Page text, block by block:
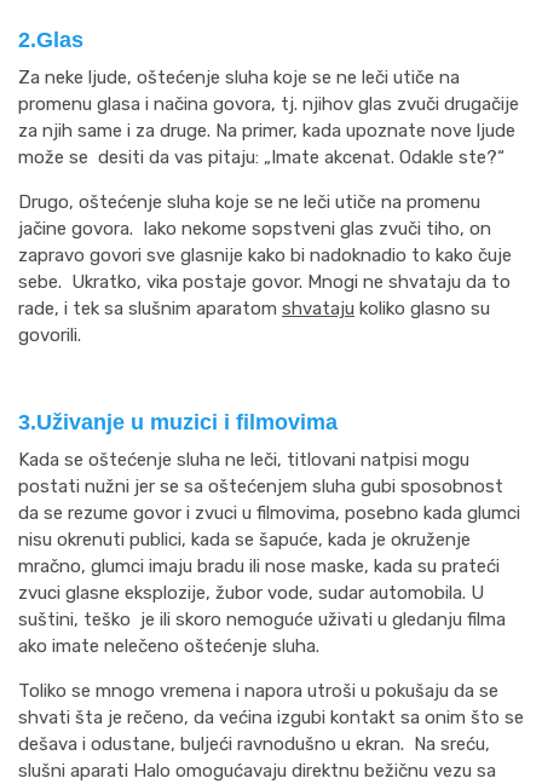
2.Glas
Za neke ljude, oštećenje sluha koje se ne leči utiče na
promenu glasa i načina govora, tj. njihov glas zvuči drugačije
za njih same i za druge. Na primer, kada upoznate nove ljude
može se desiti da vas pitaju: „Imate akcenat. Odakle ste?“
Drugo, oštećenje sluha koje se ne leči utiče na promenu
jačine govora. Iako nekome sopstveni glas zvuči tiho, on
zapravo govori sve glasnije kako bi nadoknadio to kako čuje
sebe. Ukratko, vika postaje govor. Mnogi ne shvataju da to
rade, i tek sa slušnim aparatom shvataju koliko glasno su
govorili.
3.Uživanje u muzici i filmovima
Kada se oštećenje sluha ne leči, titlovani natpisi mogu
postati nužni jer se sa oštećenjem sluha gubi sposobnost
da se rezume govor i zvuci u filmovima, posebno kada glumci
nisu okrenuti publici, kada se šapuće, kada je okruženje
mračno, glumci imaju bradu ili nose maske, kada su prateći
zvuci glasne eksplozije, žubor vode, sudar automobila. U
suštini, teško je ili skoro nemoguće uživati u gledanju filma
ako imate nelečeno oštećenje sluha.
Toliko se mnogo vremena i napora utroši u pokušaju da se
shvati šta je rečeno, da većina izgubi kontakt sa onim što se
dešava i odustane, buljeći ravnodušno u ekran. Na sreću,
slušni aparati Halo omogućavaju direktnu bežičnu vezu sa